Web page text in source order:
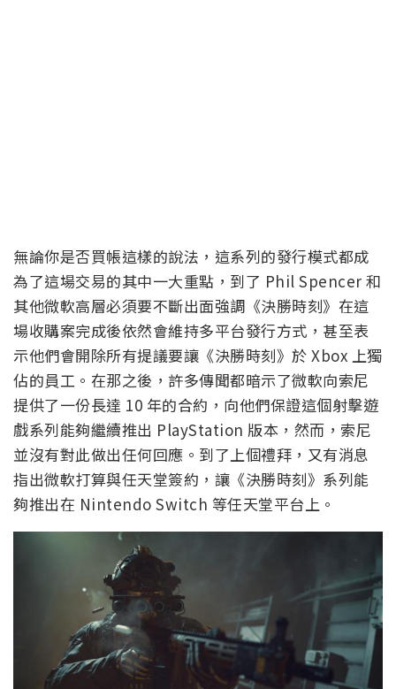
無論你是否買帳這樣的說法，這系列的發行模式都成
為了這場交易的其中一大重點，到了 Phil Spencer 和
其他微軟高層必須要不斷出面強調《決勝時刻》在這
場收購案完成後依然會維持多平台發行方式，甚至表
示他們會開除所有提議要讓《決勝時刻》於 Xbox 上獨
佔的員工。在那之後，許多傳聞都暗示了微軟向索尼
提供了一份長達 10 年的合約，向他們保證這個射擊遊
戲系列能夠繼續推出 PlayStation 版本，然而，索尼
並沒有對此做出任何回應。到了上個禮拜，又有消息
指出微軟打算與任天堂簽約，讓《決勝時刻》系列能
夠推出在 Nintendo Switch 等任天堂平台上。